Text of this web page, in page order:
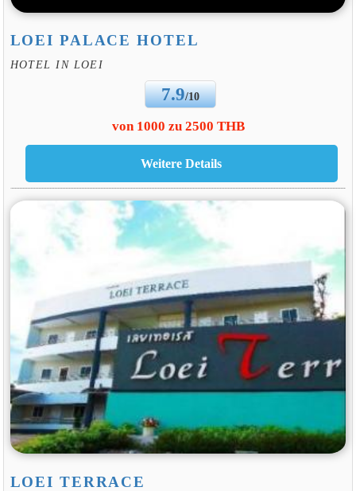
LOEI PALACE HOTEL
HOTEL IN LOEI
7.9/10
von 1000 zu 2500 THB
LOEI TERRACE